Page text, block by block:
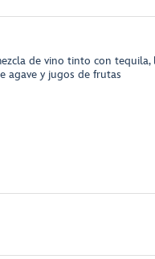
de vino tinto con tequila,
agave y jugos de frutas